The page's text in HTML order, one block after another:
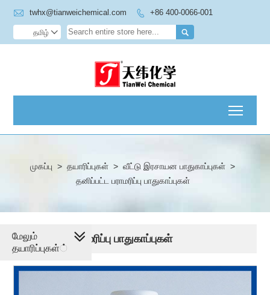
 twhx@tianweichemical.com  +86 400-0066-001

தமிழ் 
முகப்பு > தயாரிப்புகள் > வீட்டு இரசாயன பாதுகாப்புகள் >
தனிப்பட்ட பராமரிப்பு பாதுகாப்புகள்
தனிப்பட்ட பராமரிப்பு பாதுகாப்புகள்
மேலும்
தயாரிப்புகள்்